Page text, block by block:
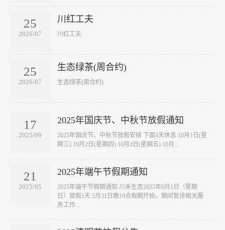
25
2026/07
川红工夫
​川红工夫
25
2026/07
生态绿茶(周合约)
​生态绿茶(周合约)
17
2025/09
2025年国庆节、中秋节放假通知
2025年国庆节、中秋节放假安排 下面4天休息 10月1日(星
期三) 10月2日(星期四) 10月3日(星期五) 10月...
21
2025/05
2025年端午节假期通知
2025年端午节假期通知 川禾生态2025年6月1日（星期
日）放假1天 5月31日晚19点假期开始，期间暂停相关服
务工作...